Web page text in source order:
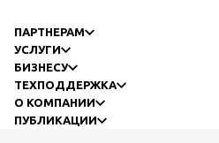
ПАРТНЕРАМ
УСЛУГИ
БИЗНЕСУ
ТЕХПОДДЕРЖКА
О КОМПАНИИ
ПУБЛИКАЦИИ